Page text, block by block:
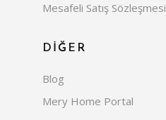
Mesafeli Satış Sözleşmesi
DİĞER
Blog
Mery Home Portal